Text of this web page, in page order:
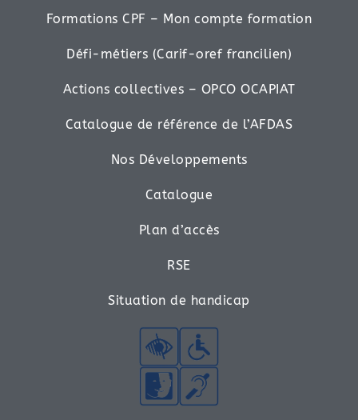
Formations CPF – Mon compte formation
Défi-métiers (Carif-oref francilien)
Actions collectives – OPCO OCAPIAT
Catalogue de référence de l’AFDAS
Nos Développements
Catalogue
Plan d’accès
RSE
Situation de handicap